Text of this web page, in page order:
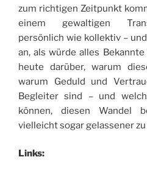
zum richtigen Zeitpunkt
einem gewaltigen
persönlich wie kollektiv –
an, als würde alles
heute darüber, warum
warum Geduld und
Begleiter sind – und
können, diesen Wandel
vielleicht sogar gelassener
Links: